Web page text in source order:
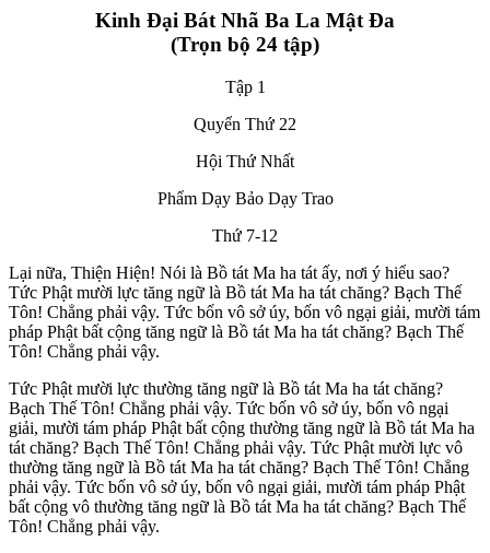
Kinh Đại Bát Nhã Ba La Mật Đa
(Trọn bộ 24 tập)
Tập 1
Quyển Thứ 22
Hội Thứ Nhất
Phẩm Dạy Bảo Dạy Trao
Thứ 7-12
Lại nữa, Thiện Hiện! Nói là Bồ tát Ma ha tát ấy, nơi ý hiểu sao?
Tức Phật mười lực tăng ngữ là Bồ tát Ma ha tát chăng? Bạch Thế
Tôn! Chẳng phải vậy. Tức bốn vô sở úy, bốn vô ngại giải, mười tám
pháp Phật bất cộng tăng ngữ là Bồ tát Ma ha tát chăng? Bạch Thế
Tôn! Chẳng phải vậy.
Tức Phật mười lực thường tăng ngữ là Bồ tát Ma ha tát chăng?
Bạch Thế Tôn! Chẳng phải vậy. Tức bốn vô sở úy, bốn vô ngại
giải, mười tám pháp Phật bất cộng thường tăng ngữ là Bồ tát Ma ha
tát chăng? Bạch Thế Tôn! Chẳng phải vậy. Tức Phật mười lực vô
thường tăng ngữ là Bồ tát Ma ha tát chăng? Bạch Thế Tôn! Chẳng
phải vậy. Tức bốn vô sở úy, bốn vô ngại giải, mười tám pháp Phật
bất cộng vô thường tăng ngữ là Bồ tát Ma ha tát chăng? Bạch Thế
Tôn! Chẳng phải vậy.